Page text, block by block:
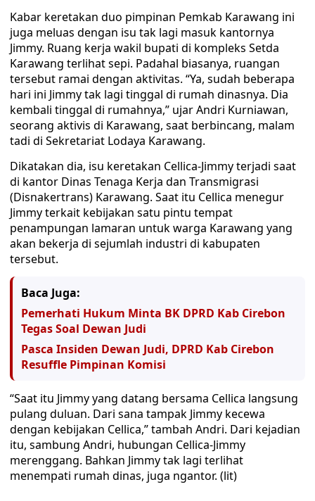
Kabar keretakan duo pimpinan Pemkab Karawang ini
juga meluas dengan isu tak lagi masuk kantornya
Jimmy. Ruang kerja wakil bupati di kompleks Setda
Karawang terlihat sepi. Padahal biasanya, ruangan
tersebut ramai dengan aktivitas. “Ya, sudah beberapa
hari ini Jimmy tak lagi tinggal di rumah dinasnya. Dia
kembali tinggal di rumahnya,” ujar Andri Kurniawan,
seorang aktivis di Karawang, saat berbincang, malam
tadi di Sekretariat Lodaya Karawang.
Dikatakan dia, isu keretakan Cellica-Jimmy terjadi saat
di kantor Dinas Tenaga Kerja dan Transmigrasi
(Disnakertrans) Karawang. Saat itu Cellica menegur
Jimmy terkait kebijakan satu pintu tempat
penampungan lamaran untuk warga Karawang yang
akan bekerja di sejumlah industri di kabupaten
tersebut.
Baca Juga:
Pemerhati Hukum Minta BK DPRD Kab Cirebon
Tegas Soal Dewan Judi
Pasca Insiden Dewan Judi, DPRD Kab Cirebon
Resuffle Pimpinan Komisi
“Saat itu Jimmy yang datang bersama Cellica langsung
pulang duluan. Dari sana tampak Jimmy kecewa
dengan kebijakan Cellica,” tambah Andri. Dari kejadian
itu, sambung Andri, hubungan Cellica-Jimmy
merenggang. Bahkan Jimmy tak lagi terlihat
menempati rumah dinas, juga ngantor. (lit)